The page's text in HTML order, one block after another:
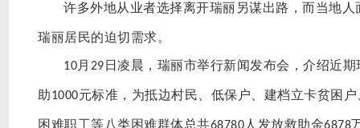
许多外地从业者选择离开瑞丽另谋出路，而当地
瑞丽居民的迫切需求。
10月 29 日凌晨，瑞丽市举行新闻发布会，介绍近
助1000元标准，为抵边村民、低保户、建档立卡贫困
困难职工等八类困难群体总共 人发放救助金